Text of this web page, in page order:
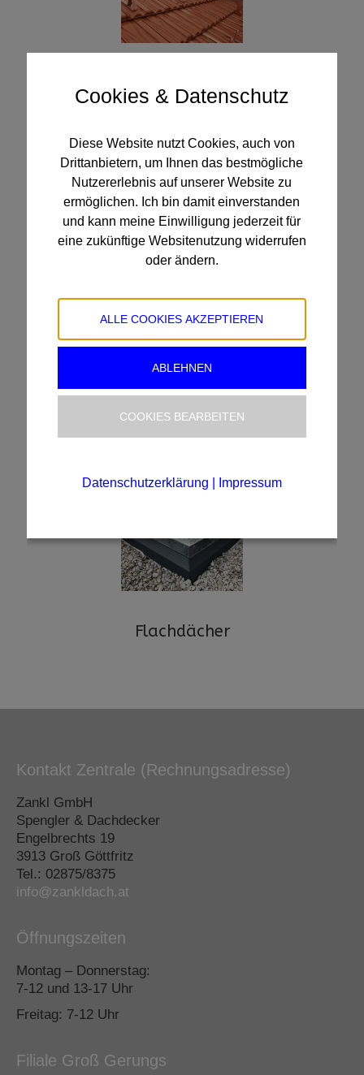
Betonstein
Flachdächer
Kontakt Zentrale (Rechnungsadresse)
Zankl GmbH
Spengler & Dachdecker
Engelbrechts 19
3913 Groß Göttfritz
Tel.: 02875/8375
info@zankldach.at
Öffnungszeiten
Montag – Donnerstag:
7-12 und 13-17 Uhr
Freitag: 7-12 Uhr
Filiale Groß Gerungs
Cookies & Datenschutz
Diese Website nutzt Cookies, auch von
Drittanbietern, um Ihnen das bestmögliche
Nutzererlebnis auf unserer Website zu
ermöglichen. Ich bin damit einverstanden
und kann meine Einwilligung jederzeit für
eine zukünftige Websitenutzung widerrufen
oder ändern.
ALLE COOKIES AKZEPTIEREN
ABLEHNEN
COOKIES BEARBEITEN
Datenschutzerklärung Impressum